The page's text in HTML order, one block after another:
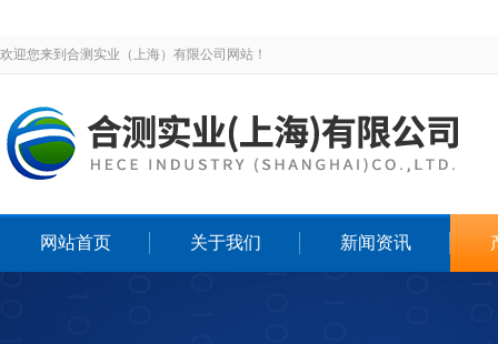
欢迎您来到合测实业（上海）有限公司网站！
网站首页 关于我们 新闻资讯